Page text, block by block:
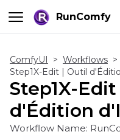
RunComfy
ComfyUI > Workflows >
Step1X-Edit | Outil
Step1X-
d'Édition
Workflow Name: